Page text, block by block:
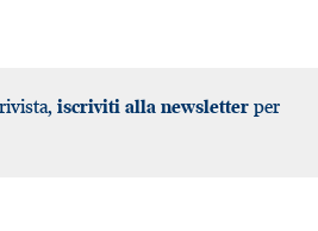
iscriviti alla newsletter per